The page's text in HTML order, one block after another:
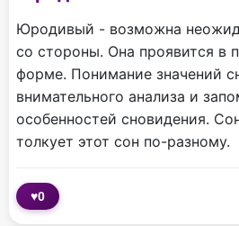
Юродивый - возможна
со стороны. Она проявится в
форме. Понимание значений
внимательного анализа и
особенностей сновидения.
толкует этот сон по-разному.
♥0